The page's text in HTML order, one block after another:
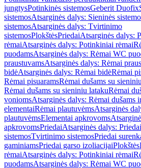
jungtysPotinkinės sistemosGeberit Duofix
sistemosAtsarginės dalys: Sieninės
sistemosAtsarginės dalys: Tvirtinimo
sistemosPlokštėsPriedaiAtsarginės dalys:
rėmaiAtsarginės dalys: Potinkiniai rėmai
puodamsAtsarginės dalys: Rėmai WC
praustuvamsAtsarginės dalys: Rėmai
bidėAtsarginės dalys: Rėmai bidėRėmai
Rėmai pisuaramsRėmai dušams su
Rėmai dušams su sieniniu latakuRėmai
voniomsAtsarginės dalys: Rėmai dušams
elementaiRėmai plautuvėmsAtsarginės
plautuvėmsElementai apkrovoms
apkrovomsPriedaiAtsarginės dalys: Priedai
sistemosTvirtinimo sistemosPriedai
gaminiamsPriedai garso izoliacijaiPlokštės
rėmaiAtsarginės dalys: Potinkiniai rėmai
puodamsAtsarginės dalys: Rėmai WC